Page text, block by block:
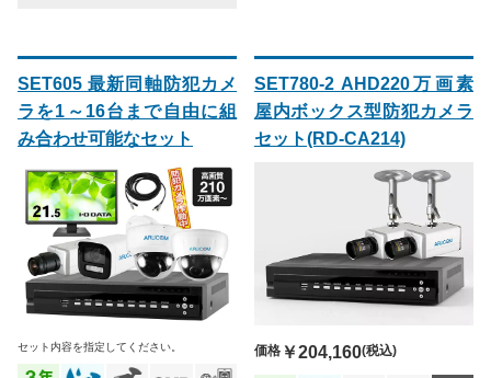
SET605 最新同軸防犯カメ
ラを1～16台まで自由に組
み合わせ可能なセット
セット内容を指定してください。
SET780-2 AHD220万画素
屋内ボックス型防犯カメラ
セット(RD-CA214)
価格￥204,160(税込)